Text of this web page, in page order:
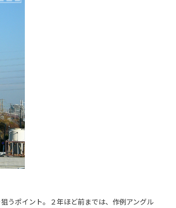
うポイント。２年ほど前までは、作例アングル